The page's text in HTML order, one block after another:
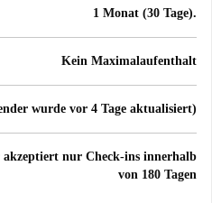
1 Monat (30 Tage).
Kein Maximalaufenthalt
wurde vor 4 Tage aktualisiert)
akzeptiert nur Check-ins innerhalb
von 180 Tagen